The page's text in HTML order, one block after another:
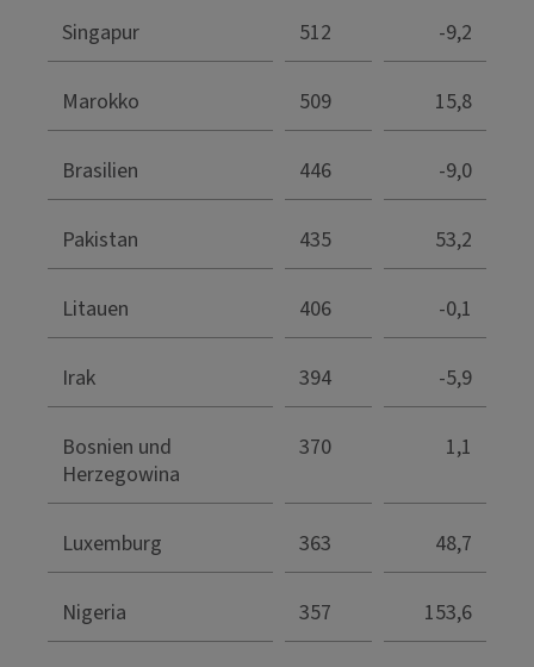
Singapur 512 -9,2
Marokko 509 15,8
Brasilien 446 -9,0
Pakistan 435 53,2
Litauen 406 -0,1
Irak 394 -5,9
Bosnien und
Herzegowina
370 1,1
Luxemburg 363 48,7
Nigeria 357 153,6